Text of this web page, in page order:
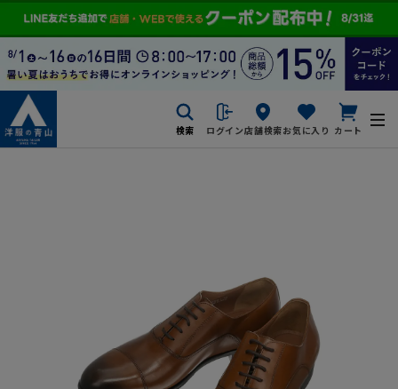
検索 ログイン店舗検索お気に入り カート